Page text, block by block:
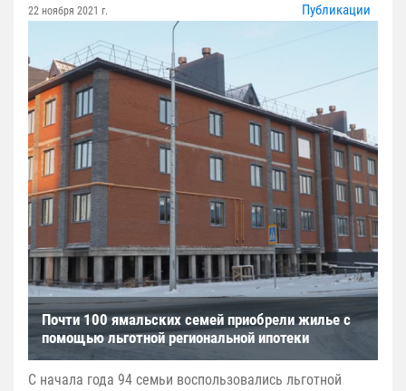
22 ноября 2021 г. Публикации
Почти 100 ямальских семей приобрели жилье с
помощью льготной региональной ипотеки
С начала года 94 семьи воспользовались льготной